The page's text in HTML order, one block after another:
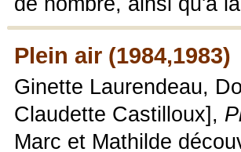
Plein air (1984,1983)
Ginette Laurendeau,
Claudette Castilloux],
Marc et Mathilde